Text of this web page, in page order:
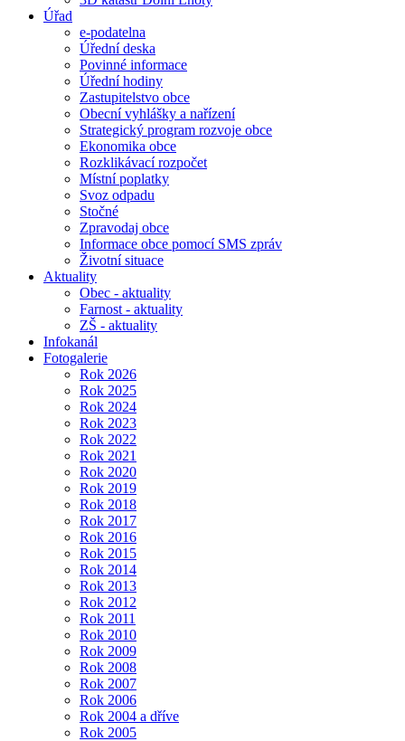
Úřad
e-podatelna
Úřední deska
Povinné informace
Úřední hodiny
Zastupitelstvo obce
Obecní vyhlášky a nařízení
Strategický program rozvoje obce
Ekonomika obce
Rozklikávací rozpočet
Místní poplatky
Svoz odpadu
Stočné
Zpravodaj obce
Informace obce pomocí SMS zpráv
Životní situace
Aktuality
Obec - aktuality
Farnost - aktuality
ZŠ - aktuality
Infokanál
Fotogalerie
Rok 2026
Rok 2025
Rok 2024
Rok 2023
Rok 2022
Rok 2021
Rok 2020
Rok 2019
Rok 2018
Rok 2017
Rok 2016
Rok 2015
Rok 2014
Rok 2013
Rok 2012
Rok 2011
Rok 2010
Rok 2009
Rok 2008
Rok 2007
Rok 2006
Rok 2004 a dříve
Rok 2005